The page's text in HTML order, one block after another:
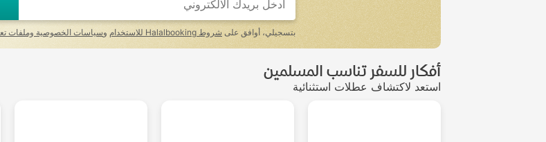
بتسجيلي، أوافق على شروط Halalbooking للاستخدام وسياسات الخصوصية وملفات
أفكار للسفر تناسب المسلمين
استعد لاكتشاف عطلات استثنائية